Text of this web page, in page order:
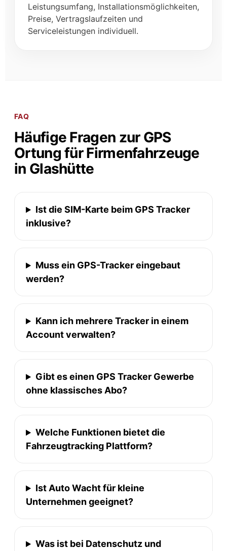
Leistungsumfang, Installationsmöglichkeiten,
Preise, Vertragslaufzeiten und
Serviceleistungen individuell.
FAQ
Häufige Fragen zur GPS
Ortung für Firmenfahrzeuge
in Glashütte
Ist die SIM-Karte beim GPS Tracker
inklusive?
Muss ein GPS-Tracker eingebaut
werden?
Kann ich mehrere Tracker in einem
Account verwalten?
Gibt es einen GPS Tracker Gewerbe
ohne klassisches Abo?
Welche Funktionen bietet die
Fahrzeugtracking Plattform?
Ist Auto Wacht für kleine
Unternehmen geeignet?
Was ist bei Datenschutz und